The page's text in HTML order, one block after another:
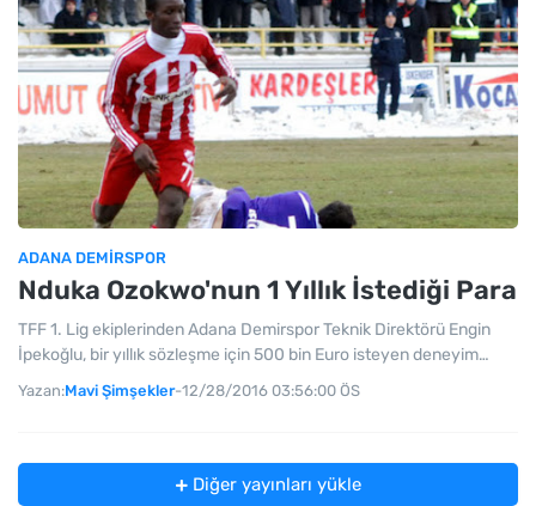
ADANA DEMIRSPOR
Nduka Ozokwo'nun 1 Yıllık İstediği Para
TFF 1. Lig ekiplerinden Adana Demirspor Teknik Direktörü Engin
İpekoğlu, bir yıllık sözleşme için 500 bin Euro isteyen deneyim…
Yazan:Mavi Şimşekler-12/28/2016 03:56:00 ÖS
Diğer yayınları yükle